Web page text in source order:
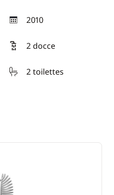
2010
anno
2 docce
2 toilettes